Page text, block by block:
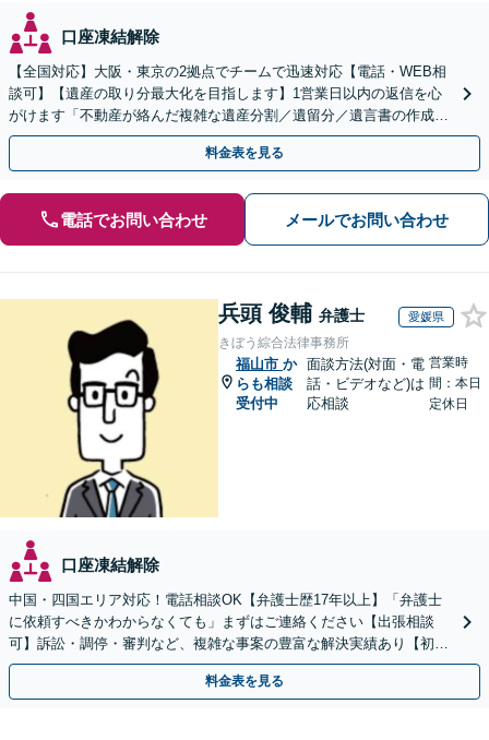
口座凍結解除
【全国対応】大阪・東京の2拠点でチームで迅速対応【電話・WEB相
談可】【遺産の取り分最大化を目指します】1営業日以内の返信を心
がけます「不動産が絡んだ複雑な遺産分割／遺留分／遺言書の作成・
執行／事業承継など、お任せください」【休日相談あり】
料金表を見る
電話でお問い合わせ メールでお問い合わせ
兵頭 俊輔 弁護士 愛媛県
きぼう綜合法律事務所
福山市 か
らも相談
受付中
面談方法(対面・電
話・ビデオなど)は
応相談
営業時
間：本日
定休日
口座凍結解除
中国・四国エリア対応！電話相談OK【弁護士歴17年以上】「弁護士
に依頼すべきかわからなくても」まずはご連絡ください【出張相談
可】訴訟・調停・審判など、複雑な事案の豊富な解決実績あり【初回
相談無料】初回面談のみで解決できるケースもあります
料金表を見る